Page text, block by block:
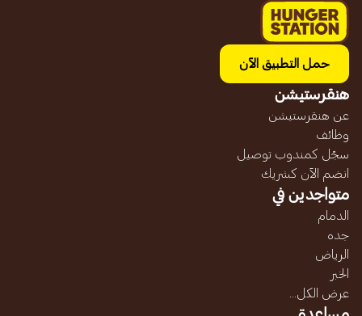
حمل التطبيق الآن
هنقرستيشن
عن هنقرستيشن
وظائف
سجّل كمندوب توصيل
انضم الآن كشريك
متواجدين في
الدمام
جده
الرياض
الخبر
عرض الكل...